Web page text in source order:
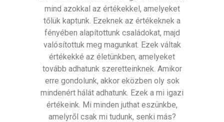
mind azokkal az értékekkel, amelyeket
tőlük kaptunk. Ezeknek az értékeknek a
fényében alapítottunk családokat, majd
valósítottuk meg magunkat. Ezek váltak
értékekké az életünkben, amelyeket
tovább adhatunk szeretteinknek. Amikor
erre gondolunk, akkor eközben oly sok
mindenért hálát adhatunk. Ezek a mi igazi
értékeink. Mi minden juthat eszünkbe,
amelyről csak mi tudunk, senki más?